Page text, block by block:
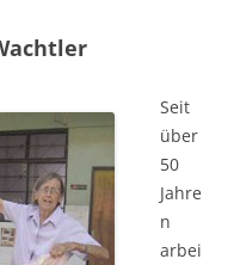
Seit
über
50
Jahre
n
arbei